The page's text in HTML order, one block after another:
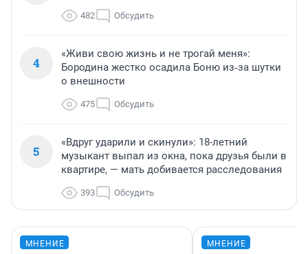
482 Обсудить
4
«Живи свою жизнь и не трогай меня»:
Бородина жестко осадила Боню из‑за шутки
о внешности
475 Обсудить
5
«Вдруг ударили и скинули»: 18-летний
музыкант выпал из окна, пока друзья были в
квартире, — мать добивается расследования
393 Обсудить
МНЕНИЕ МНЕНИЕ